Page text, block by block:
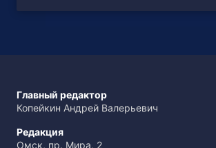
Главный редактор
Копейкин Андрей Валерьевич
Редакция
Омск, пр. Мира, 2